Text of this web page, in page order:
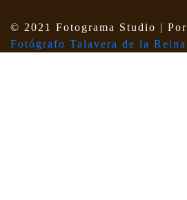
© 2021 Fotograma Studio | Por
Fotógrafo Talavera de la Reina